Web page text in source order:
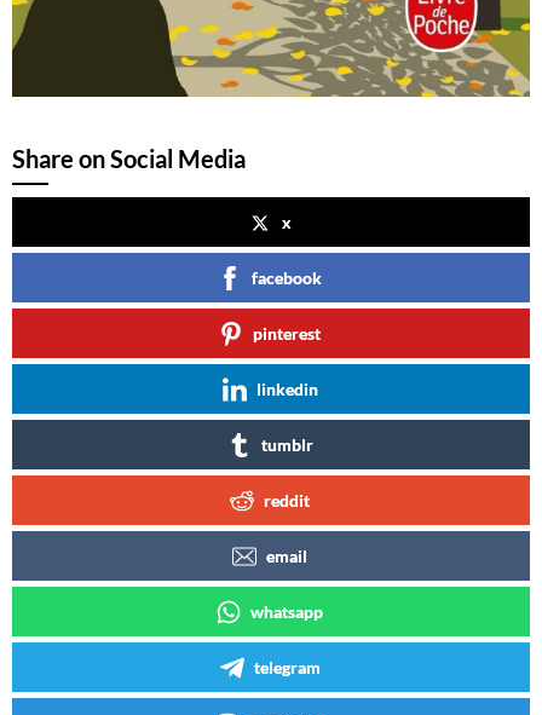
Share on Social Media
x
facebook
pinterest
linkedin
tumblr
reddit
email
whatsapp
telegram